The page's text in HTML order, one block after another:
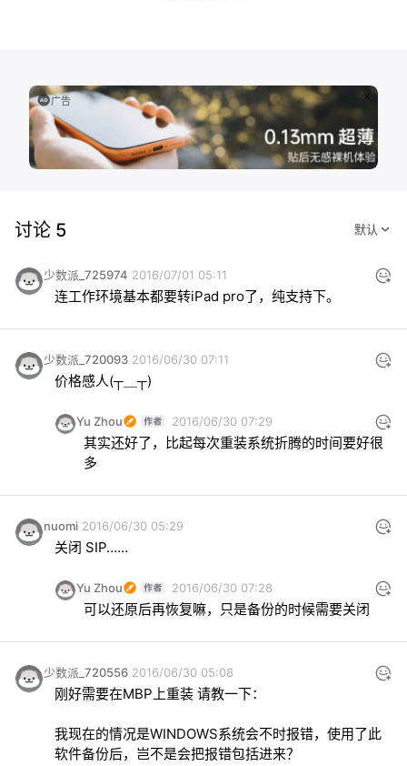
广告
讨论 5
少数派_725974 2016/07/01 05:11
连工作环境基本都要转iPad pro了，纯支持下。
少数派_720093 2016/06/30 07:11
价格感人(┬＿┬)
Yu Zhou 2016/06/30 07:29
其实还好了，比起每次重装系统折腾的时间要好很
多
nuomi 2016/06/30 05:29
关闭 SIP……
Yu Zhou 2016/06/30 07:28
可以还原后再恢复嘛，只是备份的时候需要关闭
少数派_720556 2016/06/30 05:08
刚好需要在MBP上重装 请教一下：
我现在的情况是WINDOWS系统会不时报错，使用了此
软件备份后，岂不是会把报错包括进来？